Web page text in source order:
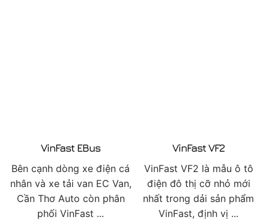
VinFast EBus
Bên cạnh dòng xe điện cá
nhân và xe tải van EC Van,
Cần Thơ Auto còn phân
phối VinFast ...
VinFast VF2
VinFast VF2 là mẫu ô tô
điện đô thị cỡ nhỏ mới
nhất trong dải sản phẩm
VinFast, định vị ...